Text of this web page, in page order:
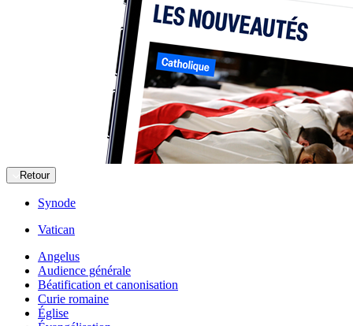
Retour
Synode
Vatican
Angelus
Audience générale
Béatification et canonisation
Curie romaine
Église